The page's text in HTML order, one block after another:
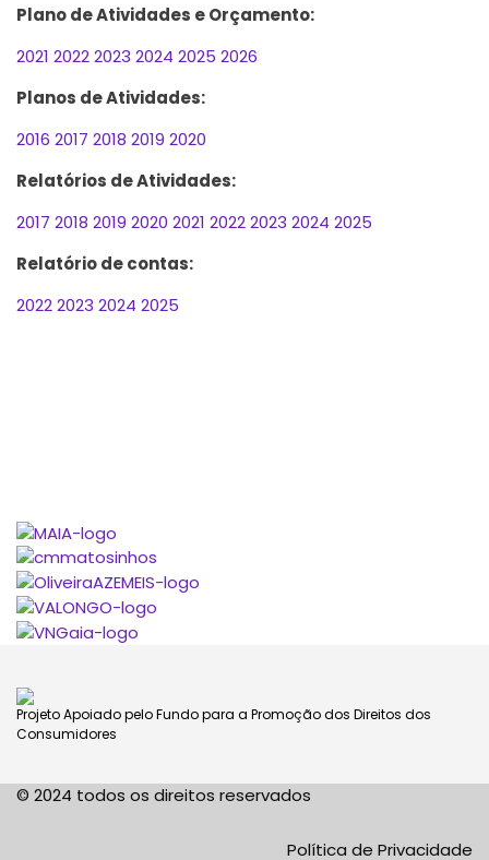
Plano de Atividades e Orçamento:
2021 20222023 2024 2025 2026
Planos de Atividades:
2016 2017 2018 2019 2020
Relatórios de Atividades:
2017 2018 2019 2020 2021 20222023 2024 2025
Relatório de contas:
20222023 2024 2025
Projeto Apoiado pelo Fundo para a Promoção dos Direitos dos
Consumidores
© 2024 todos os direitos reservados
Política de Privacidade